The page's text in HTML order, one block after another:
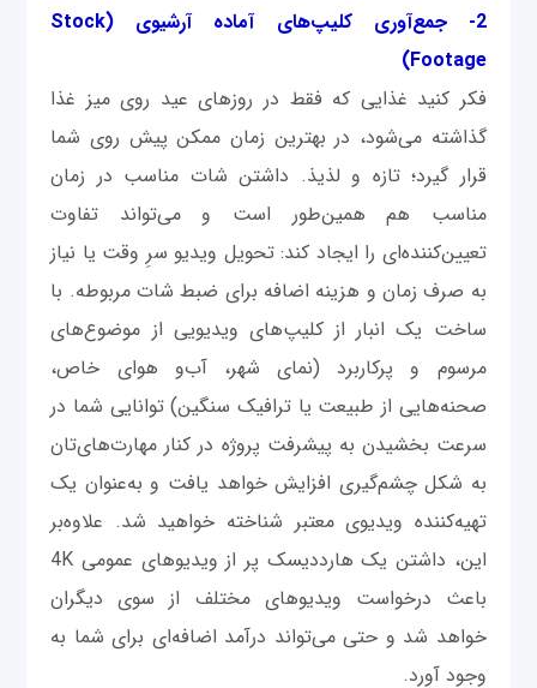
2- جمع‌آوری کلیپ‌های آماده آرشیوی (Stock
Footage)
فکر کنید غذایی که فقط در روزهای عید روی میز غذا
گذاشته می‌شود، در بهترین زمان ممکن پیش روی شما
قرار گیرد؛ تازه و لذیذ. داشتن شات مناسب در زمان
مناسب هم همین‌طور است و می‌تواند تفاوت
تعیین‌کننده‌ای را ایجاد کند: تحویل ویدیو سرِ وقت یا نیاز
به صرف زمان و هزینه اضافه برای ضبط شات مربوطه. با
ساخت یک انبار از کلیپ‌های ویدیویی از موضوع‌های
مرسوم و پرکاربرد (نمای شهر، آب‌و هوای خاص،
صحنه‌هایی از طبیعت یا ترافیک سنگین) توانایی شما در
سرعت بخشیدن به پیشرفت پروژه در کنار مهارت‌های‌تان
به شکل چشم‌گیری افزایش خواهد یافت و به‌عنوان یک
تهیه‌کننده ویدیوی معتبر شناخته خواهید شد. علاوه‌بر
این، داشتن یک هارددیسک پر از ویدیوهای عمومی 4K
باعث درخواست ویدیوهای مختلف از سوی دیگران
خواهد شد و حتی می‌تواند درآمد اضافه‌ای برای شما به
وجود آورد.